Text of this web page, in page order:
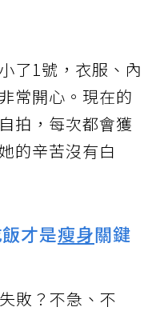
了1號，衣服、內
常開心。現在的
拍，每次都會獲
的辛苦沒有白
才是瘦身關鍵
敗？不急、不